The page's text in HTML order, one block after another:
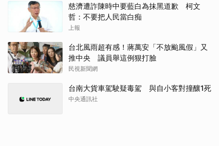
慈濟遭詐陳時中要藍白為抹黑道歉 柯文
哲：不要把人民當白痴
上報
台北風雨超有感！蔣萬安「不放颱風假」又
推中央 議員舉這例狠打臉
民視新聞網
台南大貨車駕駛疑毒駕 與自小客對撞釀1死
中央通訊社